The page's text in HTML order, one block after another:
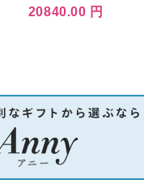
シック
20840.00 円